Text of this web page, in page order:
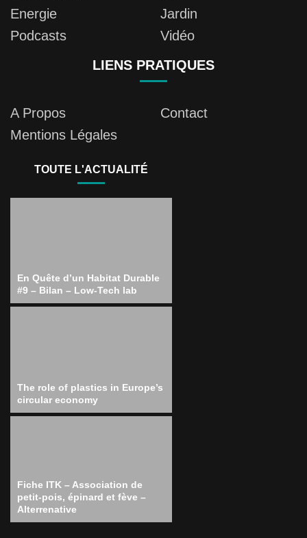
Energie
Jardin
Podcasts
Vidéo
LIENS PRATIQUES
A Propos
Contact
Mentions Légales
TOUTE L'ACTUALITÉ
En Quête d’un Habitat Durable
#9 – Bilan – Low-Tech lab
The role of plastics in Europe’s
circular economy
Fiche ITK – Association de
petit-pois, épinard et fève –
Alterrenative